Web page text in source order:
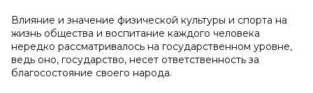
Влияние и значение физической культуры и спорта на
жизнь общества и воспитание каждого человека
нередко рассматривалось на государственном уровне,
ведь оно, государство, несет ответственность за
благосостояние своего народа.